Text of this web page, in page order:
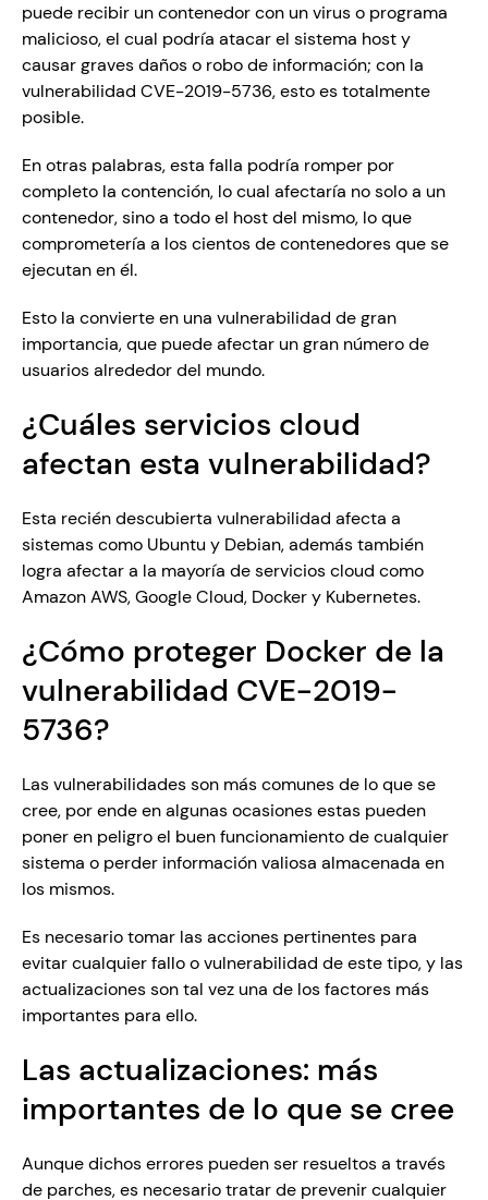
puede recibir un contenedor con un virus o programa
malicioso, el cual podría atacar el sistema host y
causar graves daños o robo de información; con la
vulnerabilidad CVE-2019-5736, esto es totalmente
posible.
En otras palabras, esta falla podría romper por
completo la contención, lo cual afectaría no solo a un
contenedor, sino a todo el host del mismo, lo que
comprometería a los cientos de contenedores que se
ejecutan en él.
Esto la convierte en una vulnerabilidad de gran
importancia, que puede afectar un gran número de
usuarios alrededor del mundo.
¿Cuáles servicios cloud
afectan esta vulnerabilidad?
Esta recién descubierta vulnerabilidad afecta a
sistemas como Ubuntu y Debian, además también
logra afectar a la mayoría de servicios cloud como
Amazon AWS, Google Cloud, Docker y Kubernetes.
¿Cómo proteger Docker de la
vulnerabilidad CVE-2019-
5736?
Las vulnerabilidades son más comunes de lo que se
cree, por ende en algunas ocasiones estas pueden
poner en peligro el buen funcionamiento de cualquier
sistema o perder información valiosa almacenada en
los mismos.
Es necesario tomar las acciones pertinentes para
evitar cualquier fallo o vulnerabilidad de este tipo, y las
actualizaciones son tal vez una de los factores más
importantes para ello.
Las actualizaciones: más
importantes de lo que se cree
Aunque dichos errores pueden ser resueltos a través
de parches, es necesario tratar de prevenir cualquier